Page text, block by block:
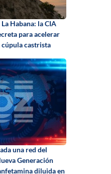
Habana: la CIA
para acelerar
cúpula castrista
una red del
Generación
diluida en